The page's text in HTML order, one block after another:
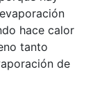
hace calor
tanto
de